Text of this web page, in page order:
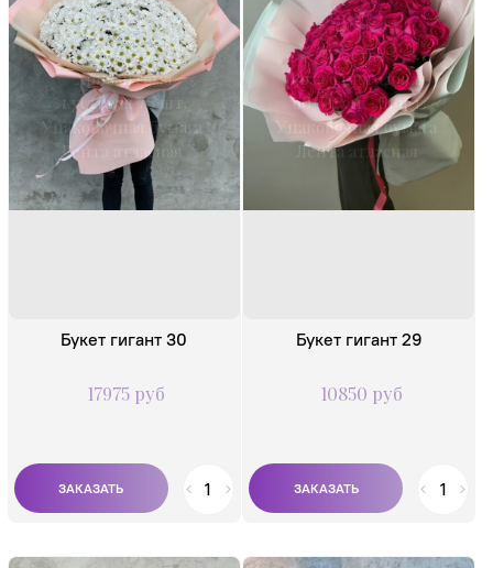
Состав:
Хризантема
кустовая 75 шт.
Упаковочная бумага
Лента атласная
Букет гигант 30
17975 руб
Состав:
Роза одноголовая
60-70 см - 51 шт.
Упаковочная бумага
Лента атласная
Букет гигант 29
10850 руб